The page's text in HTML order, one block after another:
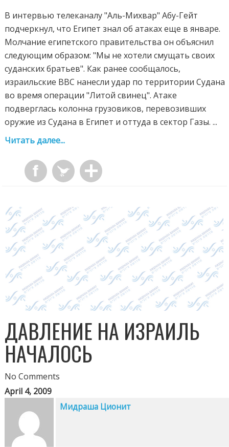
В интервью телеканалу "Аль-Михвар" Абу-Гейт
подчеркнул, что Египет знал об атаках еще в январе.
Молчание египетского правительства он объяснил
следующим образом: "Мы не хотели смущать своих
суданских братьев". Как ранее сообщалось,
израильские ВВС нанесли удар по территории Судана
во время операции "Литой свинец". Атаке
подверглась колонна грузовиков, перевозивших
оружие из Судана в Египет и оттуда в сектор Газы. ...
Читать далее...
ДАВЛЕНИЕ НА ИЗРАИЛЬ
НАЧАЛОСЬ
No Comments
April 4, 2009
Мидраша Ционит